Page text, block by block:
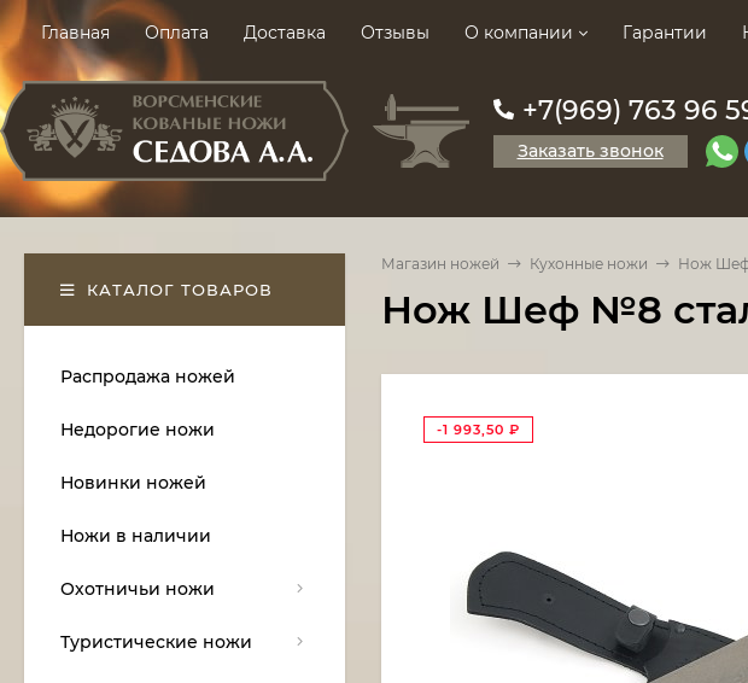
Главная Оплата Доставка Отзывы О компании Гарантии
+7(969) 763 96
Заказать звонок
Магазин ножей Кухонные ножи Нож Шеф
Нож Шеф №8
-1 993,50 ₽
КАТАЛОГ ТОВАРОВ
Распродажа ножей
Недорогие ножи
Новинки ножей
Ножи в наличии
Охотничьи ножи
Туристические ножи